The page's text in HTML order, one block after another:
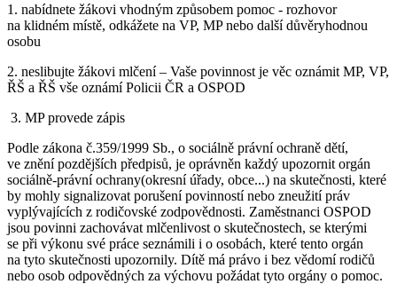
1. nabídnete žákovi vhodným způsobem pomoc - rozhovor
na klidném místě, odkážete na VP, MP nebo další důvěryhodnou
osobu
2. neslibujte žákovi mlčení – Vaše povinnost je věc oznámit MP, VP,
ŘŠ a ŘŠ vše oznámí Policii ČR a OSPOD
3. MP provede zápis
Podle zákona č.359/1999 Sb., o sociálně právní ochraně dětí,
ve znění pozdějších předpisů, je oprávněn každý upozornit orgán
sociálně-právní ochrany(okresní úřady, obce...) na skutečnosti, které
by mohly signalizovat porušení povinností nebo zneužití práv
vyplývajících z rodičovské zodpovědnosti. Zaměstnanci OSPOD
jsou povinni zachovávat mlčenlivost o skutečnostech, se kterými
se při výkonu své práce seznámili i o osobách, které tento orgán
na tyto skutečnosti upozornily. Dítě má právo i bez vědomí rodičů
nebo osob odpovědných za výchovu požádat tyto orgány o pomoc.